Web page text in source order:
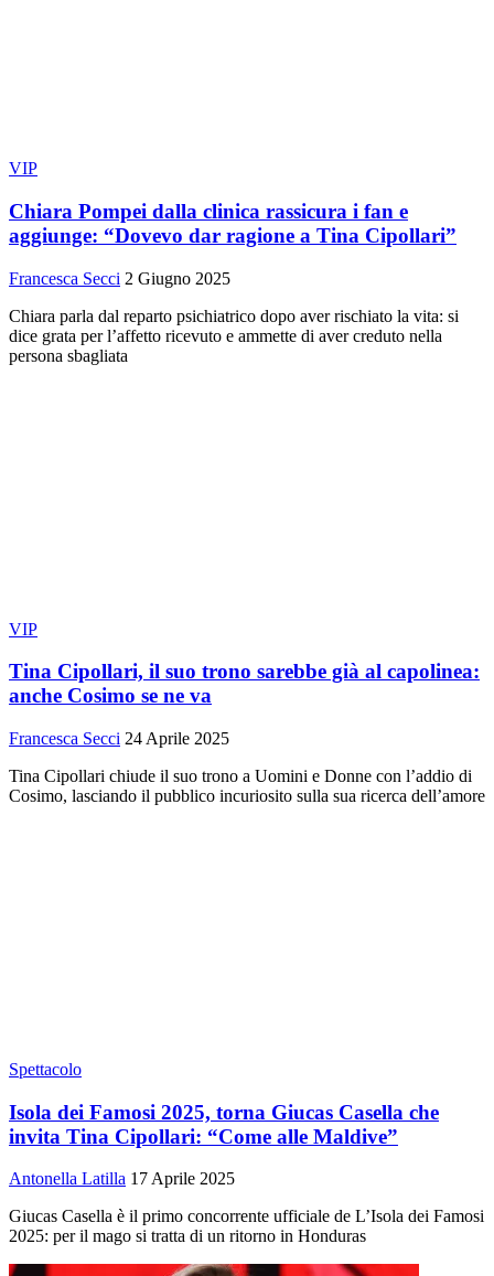
VIP
Chiara Pompei dalla clinica rassicura i fan e
aggiunge: “Dovevo dar ragione a Tina Cipollari”
Francesca Secci 2 Giugno 2025
Chiara parla dal reparto psichiatrico dopo aver rischiato la vita: si
dice grata per l’affetto ricevuto e ammette di aver creduto nella
persona sbagliata
VIP
Tina Cipollari, il suo trono sarebbe già al capolinea:
anche Cosimo se ne va
Francesca Secci 24 Aprile 2025
Tina Cipollari chiude il suo trono a Uomini e Donne con l’addio di
Cosimo, lasciando il pubblico incuriosito sulla sua ricerca dell’amore
Spettacolo
Isola dei Famosi 2025, torna Giucas Casella che
invita Tina Cipollari: “Come alle Maldive”
Antonella Latilla 17 Aprile 2025
Giucas Casella è il primo concorrente ufficiale de L’Isola dei Famosi
2025: per il mago si tratta di un ritorno in Honduras